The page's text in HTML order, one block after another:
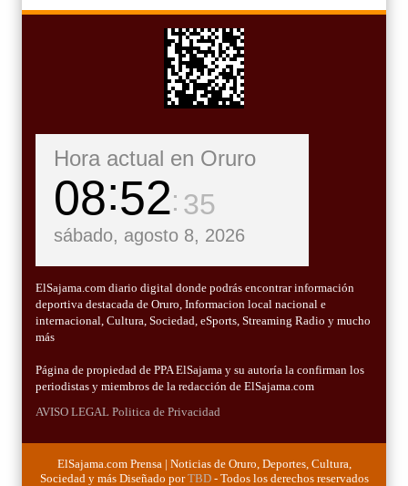
Hora actual en Oruro
08 52 36
sábado, agosto 8, 2026
ElSajama.com diario digital donde podrás encontrar información
deportiva destacada de Oruro, Informacion local nacional e
internacional, Cultura, Sociedad, eSports, Streaming Radio y mucho
más
Página de propiedad de PPA ElSajama y su autoría la confirman los
periodistas y miembros de la redacción de ElSajama.com
AVISO LEGAL Politica de Privacidad
ElSajama.com Prensa | Noticias de Oruro, Deportes, Cultura,
Sociedad y más Diseñado porTBD- Todos los derechos reservados